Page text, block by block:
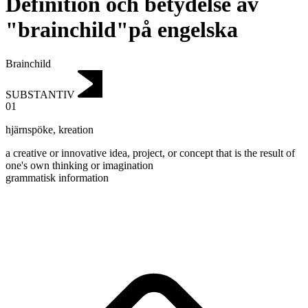
"brainchild"på engelska
Brainchild
SUBSTANTIV
01
hjärnspöke, kreation
a creative or innovative idea, project, or concept that is the result of
one's own thinking or imagination
grammatisk information